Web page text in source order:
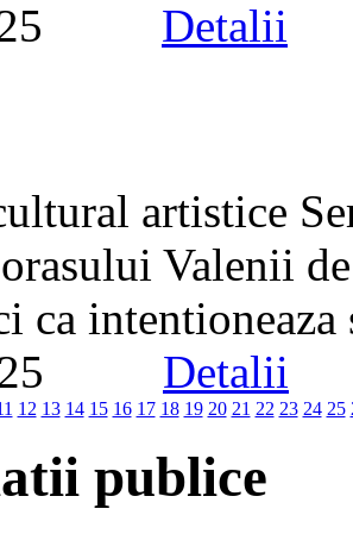
Detalii
artistice
Valenii
ca
Detalii
12 13 14 15 16 17 18 19 20 21 22 23 24 25
publice